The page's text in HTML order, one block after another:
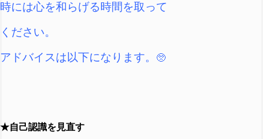
時には心を和らげる時間を取って
ください。
アドバイスは以下になります。 🥺
★自己認識を見直す